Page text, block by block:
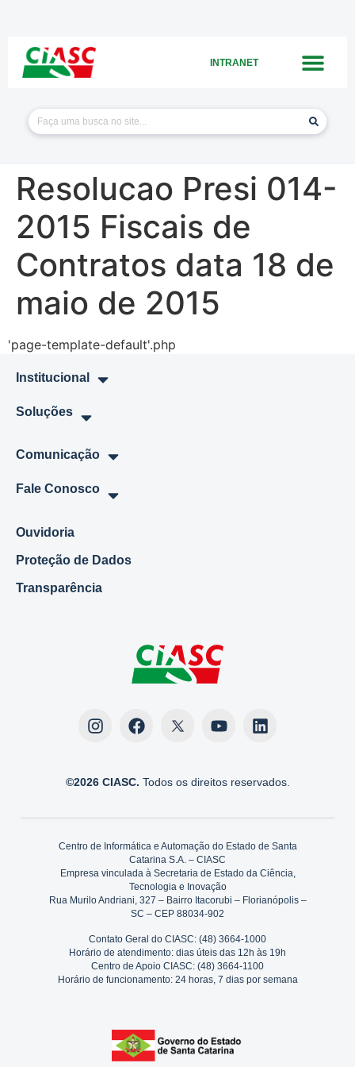
INTRANET
Resolucao Presi 014-
2015 Fiscais de
Contratos data 18 de
maio de 2015
'page-template-default'.php
Institucional
Soluções
Comunicação
Fale Conosco
Ouvidoria
Proteção de Dados
Transparência
©2026 CIASC. Todos os direitos reservados.
Centro de Informática e Automação do Estado de Santa
Catarina S.A. – CIASC
Empresa vinculada à Secretaria de Estado da Ciência,
Tecnologia e Inovação
Rua Murilo Andriani, 327 – Bairro Itacorubi – Florianópolis –
SC – CEP 88034-902
Contato Geral do CIASC: (48) 3664-1000
Horário de atendimento: dias úteis das 12h às 19h
Centro de Apoio CIASC: (48) 3664-1100
Horário de funcionamento: 24 horas, 7 dias por semana